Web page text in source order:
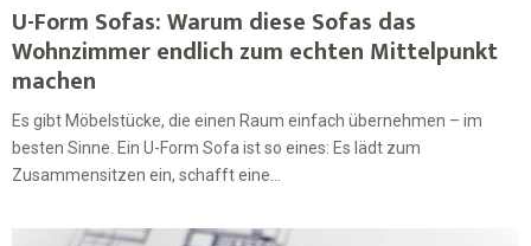
U-Form Sofas: Warum diese Sofas das
Wohnzimmer endlich zum echten Mittelpunkt
machen
Es gibt Möbelstücke, die einen Raum einfach übernehmen – im
besten Sinne. Ein U-Form Sofa ist so eines: Es lädt zum
Zusammensitzen ein, schafft eine...